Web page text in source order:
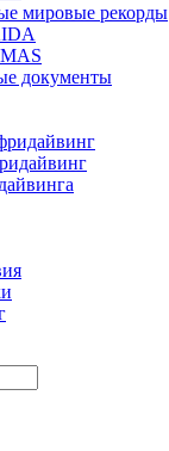
мировые рекорды
документы